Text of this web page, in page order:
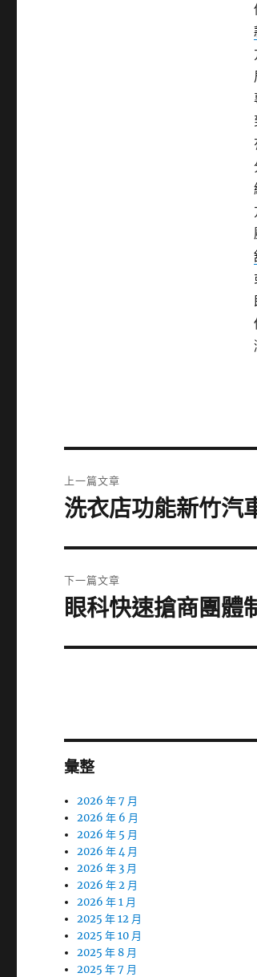
章
上一篇文章
上
篇
文
章:
洗衣店功能新竹汽
下一篇文章
下
篇
眼科快速搶商團體
彙整
2026 年 7 月
2026 年 6 月
2026 年 5 月
2026 年 4 月
2026 年 3 月
2026 年 2 月
2026 年 1 月
2025 年 12 月
2025 年 10 月
2025 年 8 月
2025 年 7 月